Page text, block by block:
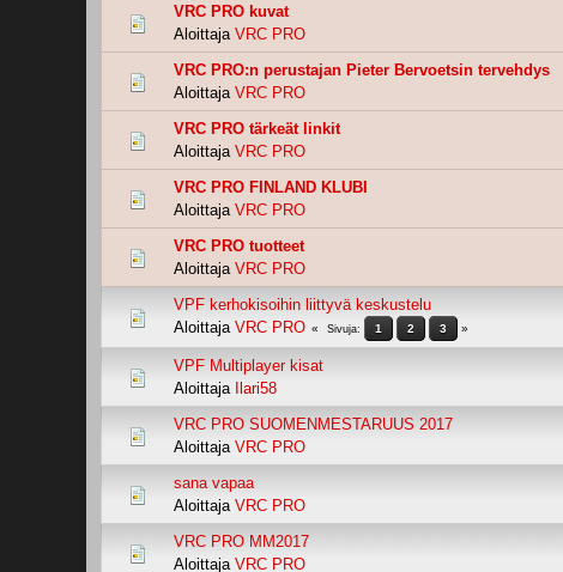
VRC PRO kuvat
Aloittaja VRC PRO
VRC PRO:n perustajan Pieter Bervoetsin tervehdys
Aloittaja VRC PRO
VRC PRO tärkeät linkit
Aloittaja VRC PRO
VRC PRO FINLAND KLUBI
Aloittaja VRC PRO
VRC PRO tuotteet
Aloittaja VRC PRO
VPF kerhokisoihin liittyvä keskustelu
Aloittaja VRC PRO Sivuja 1 2 3
VPF Multiplayer kisat
Aloittaja Ilari58
VRC PRO SUOMENMESTARUUS 2017
Aloittaja VRC PRO
sana vapaa
Aloittaja VRC PRO
VRC PRO MM2017
Aloittaja VRC PRO